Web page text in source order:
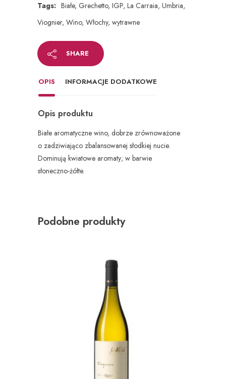
Tags: Białe, Grechetto, IGP, La Carraia, Umbria,
Viognier, Wino, Włochy, wytrawne
SHARE
OPIS INFORMACJE DODATKOWE
Opis produktu
Białe aromatyczne wino, dobrze zrównoważone
o zadziwiająco zbalansowanej słodkiej nucie.
Dominują kwiatowe aromaty; w barwie
słoneczno-żółte.
Podobne produkty